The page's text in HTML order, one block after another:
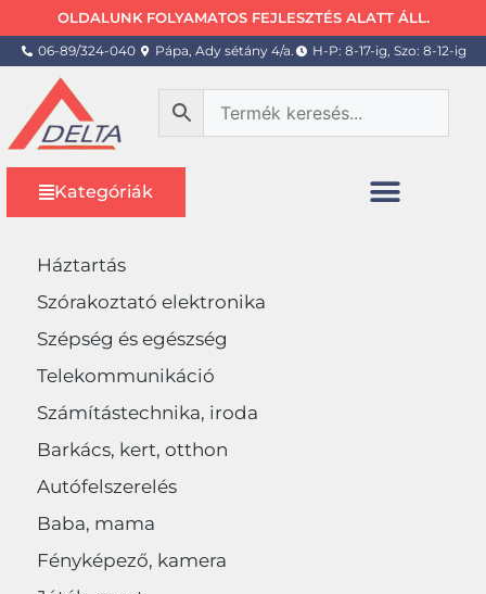
OLDALUNK FOLYAMATOS FEJLESZTÉS ALATT ÁLL.
06-89/324-040 Pápa, Ady sétány 4/a. H-P: 8-17-ig, Szo: 8-12-ig
Kategóriák
Háztartás
Szórakoztató elektronika
Szépség és egészség
Telekommunikáció
Számítástechnika, iroda
Barkács, kert, otthon
Autófelszerelés
Baba, mama
Fényképező, kamera